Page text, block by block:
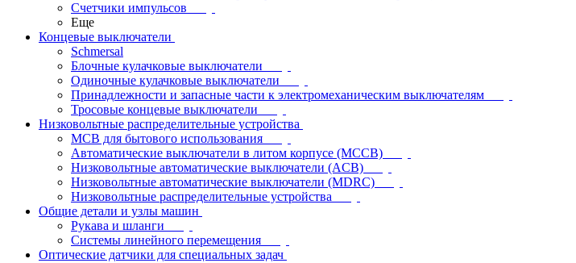
Счетчики импульсов
Еще
Концевые выключатели
Schmersal
Блочные кулачковые выключатели
Одиночные кулачковые выключатели
Принадлежности и запасные части к электромеханическим выключателям
Тросовые концевые выключатели
Низковольтные распределительные устройства
MCB для бытового использования
Автоматические выключатели в литом корпусе (MCCB)
Низковольтные автоматические выключатели (ACB)
Низковольтные автоматические выключатели (MDRC)
Низковольтные распределительные устройства
Общие детали и узлы машин
Рукава и шланги
Системы линейного перемещения
Оптические датчики для специальных задач